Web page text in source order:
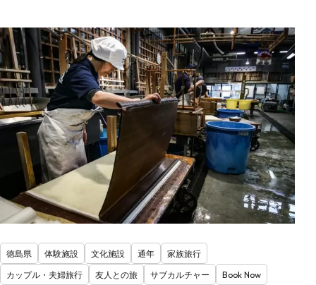
徳島県 体験施設 文化施設 通年
家族旅行
カップル・夫婦旅行
友人との旅 サブカルチャー Book Now